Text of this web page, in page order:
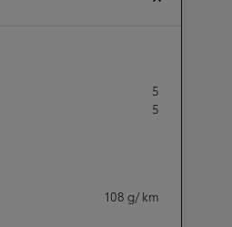
5
5
108 g/ km